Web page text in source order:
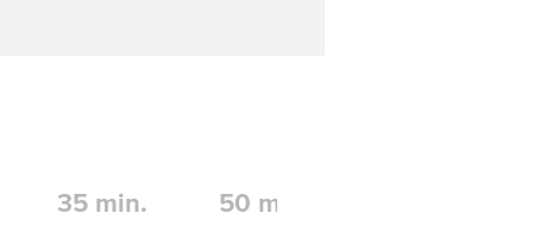
35 min. 50 min.